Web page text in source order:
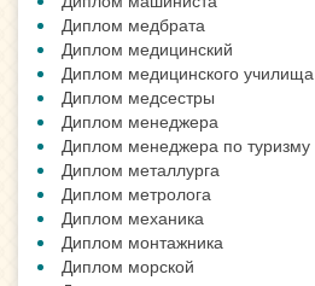
Диплом медбрата
Диплом медицинский
Диплом медицинского училища
Диплом медсестры
Диплом менеджера
Диплом менеджера по туризму
Диплом металлурга
Диплом метролога
Диплом механика
Диплом монтажника
Диплом морской